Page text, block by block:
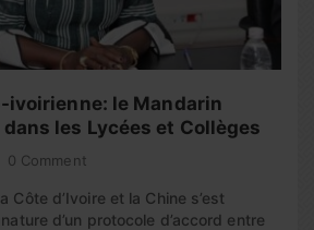
ivoirienne: le Mandarin
les Lycées et Collèges
0 Comment
Côte d’Ivoire et la Chine s’est
d’un protocole d’accord entre